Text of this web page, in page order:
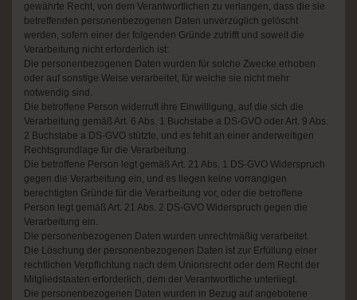
gewährte Recht, von dem Verantwortlichen zu verlangen, dass die sie
betreffenden personenbezogenen Daten unverzüglich gelöscht
werden, sofern einer der folgenden Gründe zutrifft und soweit die
Verarbeitung nicht erforderlich ist:
Die personenbezogenen Daten wurden für solche Zwecke erhoben
oder auf sonstige Weise verarbeitet, für welche sie nicht mehr
notwendig sind.
Die betroffene Person widerruft ihre Einwilligung, auf die sich die
Verarbeitung gemäß Art. 6 Abs. 1 Buchstabe a DS-GVO oder Art. 9 Abs.
2 Buchstabe a DS-GVO stützte, und es fehlt an einer anderweitigen
Rechtsgrundlage für die Verarbeitung.
Die betroffene Person legt gemäß Art. 21 Abs. 1 DS-GVO Widerspruch
gegen die Verarbeitung ein, und es liegen keine vorrangigen
berechtigten Gründe für die Verarbeitung vor, oder die betroffene
Person legt gemäß Art. 21 Abs. 2 DS-GVO Widerspruch gegen die
Verarbeitung ein.
Die personenbezogenen Daten wurden unrechtmäßig verarbeitet.
Die Löschung der personenbezogenen Daten ist zur Erfüllung einer
rechtlichen Verpflichtung nach dem Unionsrecht oder dem Recht der
Mitgliedstaaten erforderlich, dem der Verantwortliche unterliegt.
Die personenbezogenen Daten wurden in Bezug auf angebotene